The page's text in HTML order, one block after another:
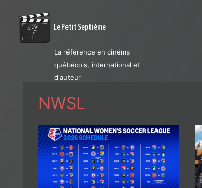
Le Petit Septième
La référence en cinéma
québécois, international et
d'auteur
NWSL